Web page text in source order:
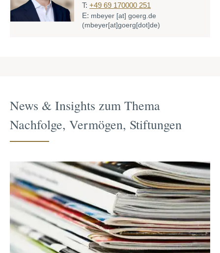
T: +49 69 170000 251
E: mbeyer [at] goerg.de
(mbeyer[at]goerg[dot]de)
News & Insights zum Thema
Nachfolge, Vermögen, Stiftungen